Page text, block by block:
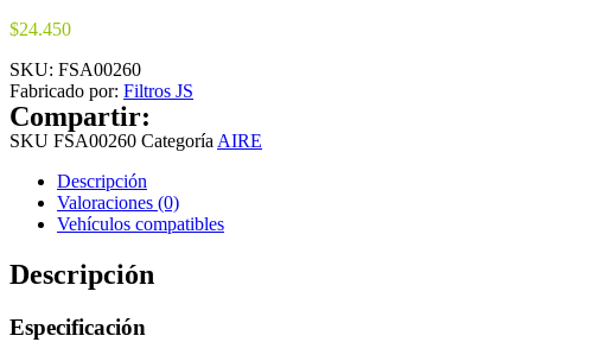
$24.450
SKU: FSA00260
Fabricado por: Filtros JS
Compartir:
SKU FSA00260 Categoría AIRE
Descripción
Valoraciones (0)
Vehículos compatibles
Descripción
Especificación